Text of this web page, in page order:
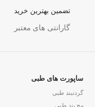
تضمین بهترین خرید
گارانتی های معتبر
ساپورت های طبی
گردنبند طبی
مچ بند طبی